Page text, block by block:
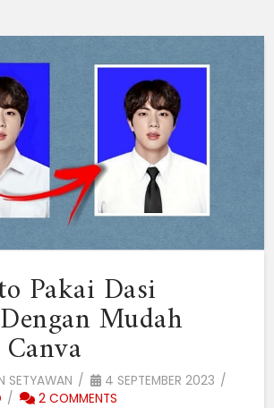
Pakai Dasi
Mudah
SETYAWAN
4 SEPTEMBER 2023
2 COMMENTS